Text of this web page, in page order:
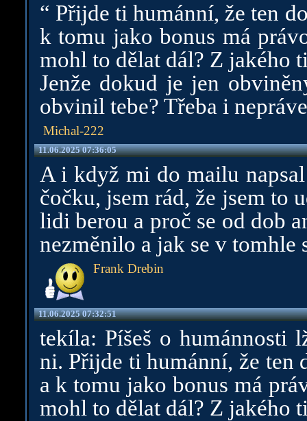
“ Přijde ti humánní, že ten
k tomu jako bonus má
mohl to dělat dál? Z jakého
Jenže dokud je jen
obvinil tebe? Třeba i
Michal-222
11.06.2025 07:36:05
A i když mi do mailu
čočku, jsem rád, že jsem to
lidi berou a proč se od dob
nezměnilo a jak se v tomhle
Frank Drebin
11.06.2025 07:32:51
tekíla: Píšeš o humánnosti
ni. Přijde ti humánní, že ten
a k tomu jako bonus má
mohl to dělat dál? Z jakého